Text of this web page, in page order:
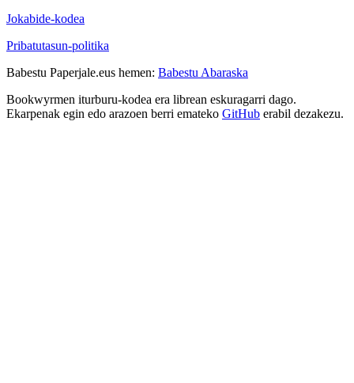
Jokabide-kodea
Pribatutasun-politika
Babestu Paperjale.eus hemen: Babestu Abaraska
Bookwyrmen iturburu-kodea era librean eskuragarri dago.
Ekarpenak egin edo arazoen berri emateko GitHub erabil dezakezu.